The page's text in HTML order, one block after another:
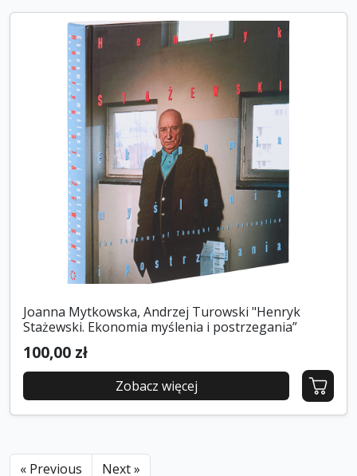
Joanna Mytkowska, Andrzej Turowski "Henryk
Stażewski. Ekonomia myślenia i postrzegania”
100,00 zł
Zobacz więcej
« Previous Next »